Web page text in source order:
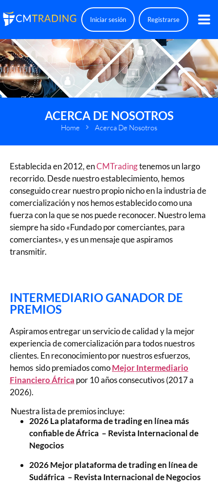
Iniciar sesión Registrarse
ACERCA DE NOSOTROS
Home Acerca De Nosotros
Establecida en 2012, enCMTradingtenemos un largo
recorrido. Desde nuestro establecimiento, hemos
conseguido crear nuestro propio nicho en la industria de
comercialización y nos hemos establecido como una
fuerza con la que se nos puede reconocer. Nuestro lema
siempre ha sido «Fundado por comerciantes, para
comerciantes», y es un mensaje que aspiramos
transmitir.
INTERMEDIARIO GANADOR DE
PREMIOS
Aspiramos entregar un servicio de calidad y la mejor
experiencia de comercialización para todos nuestros
clientes. En reconocimiento por nuestros esfuerzos,
hemos sido premiados comoMejor Intermediario
Financiero África por 10 años consecutivos (2017 a
2026).
Nuestra lista de premios incluye:
2026 La plataforma de trading en línea más
confiable de África – Revista Internacional de
Negocios
2026 Mejor plataforma de trading en línea de
Sudáfrica – Revista Internacional de Negocios